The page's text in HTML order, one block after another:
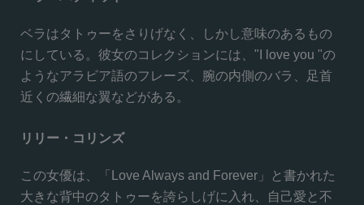
ベラはタトゥーをさりげなく、しかし意味のあるもの
にしている。彼女のコレクションには、"I love you "の
ようなアラビア語のフレーズ、腕の内側のバラ、足首
近くの繊細な翼などがある。
リリー・コリンズ
この女優は、「Love Always and Forever」と書かれた
大きな背中のタトゥーを誇らしげに入れ、自己愛と不